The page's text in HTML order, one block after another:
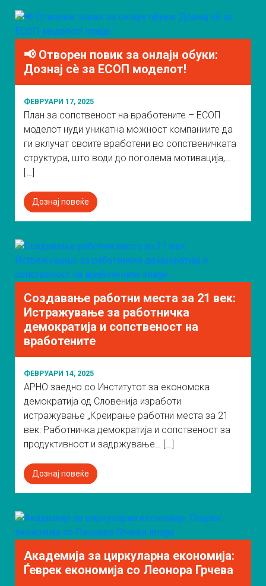
📢 Отворен повик за онлајн обуки:
Дознај сè за ЕСОП моделот!
ФЕВРУАРИ 17, 2025
План за сопственост на вработените – ЕСОП
моделот нуди уникатна можност компаниите да
ги вклучат своите вработени во сопственичката
структура, што води до поголема мотивација,…
[…]
Дознај повеќе
Создавање работни места за 21 век:
Истражување за работничка
демократија и сопственост на
вработените
ФЕВРУАРИ 14, 2025
АРНО заедно со Институтот за економска
демократија од Словенија изработи
истражување „Креирање работни места за 21
век: Работничка демократија и сопственост за
продуктивност и задржување… […]
Дознај повеќе
Академија за циркуларна економија:
Ѓеврек eкономија со Леонора Грчева